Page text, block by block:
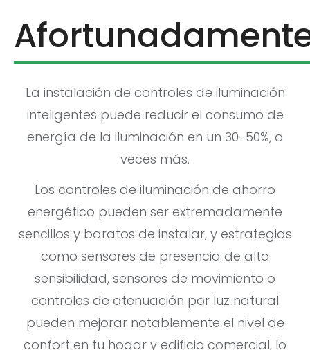
La instalación de controles de iluminación
inteligentes puede reducir el consumo de
energía de la iluminación en un 30-50%, a
veces más.
Los controles de iluminación de ahorro
energético pueden ser extremadamente
sencillos y baratos de instalar, y estrategias
como sensores de presencia de alta
sensibilidad, sensores de movimiento o
controles de atenuación por luz natural
pueden mejorar notablemente el nivel de
confort en tu hogar y edificio comercial, lo